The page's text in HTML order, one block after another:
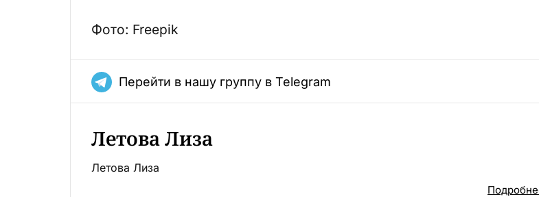
Фото: Freepik
Перейти в нашу группу в Telegram
Летова Лиза
Летова Лиза